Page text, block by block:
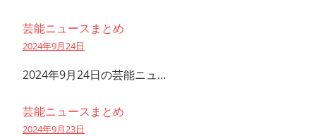
芸能ニュースまとめ
2024年9月24日
2024年9月24日の芸能ニュ…
芸能ニュースまとめ
2024年9月23日